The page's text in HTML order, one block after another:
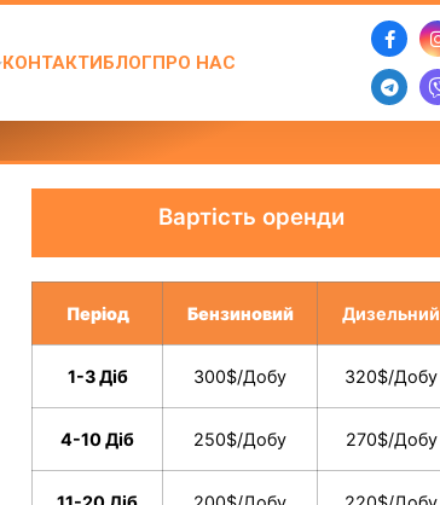
КОНТАКТИБЛОГПРО НАС
Вартість оренди
Період Бензиновий Дизельний
1-3 Діб 300$/Добу 320$/Добу
4-10 Діб 250$/Добу 270$/Добу